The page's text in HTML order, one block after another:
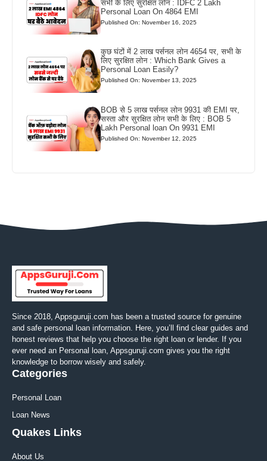
सभी के लिए सुरक्षित लोन : IDFC 2 Lakh
Personal Loan On 4864 EMI
Published On: November 16, 2025
कुछ घंटों में 2 लाख पर्सनल लोन 4654 पर, सभी के
लिए सुरक्षित लोन : Which Bank Gives a
Personal Loan Easily?
Published On: November 13, 2025
BOB से 5 लाख पर्सनल लोन 9931 की EMI पर,
सस्ता और सुरक्षित लोन सभी के लिए : BOB 5
Lakh Personal loan On 9931 EMI
Published On: November 12, 2025
Since 2018, Appsguruji.com has been a trusted source for genuine
and safe personal loan information. Here, you’ll find clear guides and
honest reviews that help you choose the right loan or lender. If you
ever need an Personal loan, Appsguruji.com gives you the right
knowledge to borrow wisely and safely.
Categories
Personal Loan
Loan News
Quakes Links
About Us